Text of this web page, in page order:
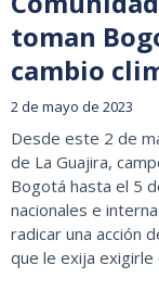
toman
cambio
2 de mayo de 2023
Desde este 2 de
de La Guajira,
Bogotá hasta el 5
nacionales e
radicar una acción
que le exija exigirle